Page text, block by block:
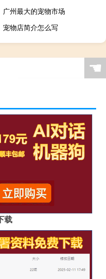
广州最大的宠物市场
宠物店简介怎么写
☚
载